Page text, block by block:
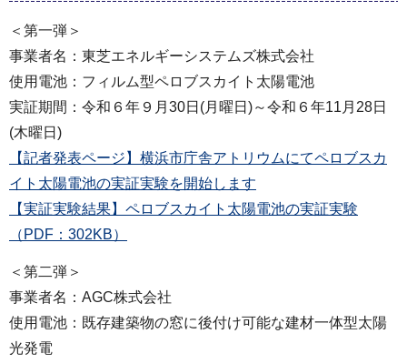
＜第一弾＞
事業者名：東芝エネルギーシステムズ株式会社
使用電池：フィルム型ペロブスカイト太陽電池
実証期間：令和６年９月30日(月曜日)～令和６年11月28日
(木曜日)
【記者発表ページ】横浜市庁舎アトリウムにてペロブスカ
イト太陽電池の実証実験を開始します
【実証実験結果】ペロブスカイト太陽電池の実証実験
（PDF：302KB）
＜第二弾＞
事業者名：AGC株式会社
使用電池：既存建築物の窓に後付け可能な建材一体型太陽
光発電